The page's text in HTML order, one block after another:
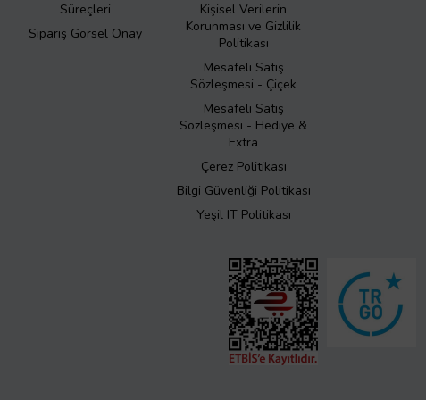
Süreçleri
Sipariş Görsel Onay
Kişisel Verilerin
Korunması ve Gizlilik
Politikası
Mesafeli Satış
Sözleşmesi - Çiçek
Mesafeli Satış
Sözleşmesi - Hediye &
Extra
Çerez Politikası
Bilgi Güvenliği Politikası
Yeşil IT Politikası